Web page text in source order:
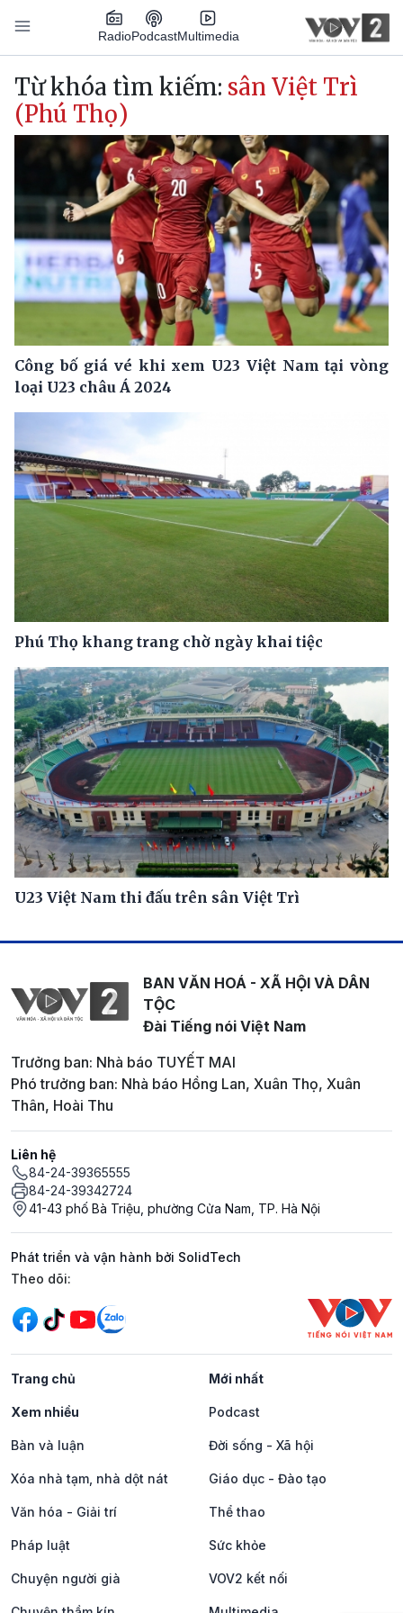
Nhảy đến nội dung
RadioPodcastMultimedia
Main navigation
Từ khóa tìm kiếm: sân Việt Trì
(Phú Thọ)
Công bố giá vé khi xem U23 Việt Nam tại vòng
loại U23 châu Á 2024
Phú Thọ khang trang chờ ngày khai tiệc
U23 Việt Nam thi đấu trên sân Việt Trì
BAN VĂN HOÁ - XÃ HỘI VÀ DÂN
TỘC
Đài Tiếng nói Việt Nam
Trưởng ban: Nhà báo TUYẾT MAI
Phó trưởng ban: Nhà báo Hồng Lan, Xuân Thọ, Xuân
Thân, Hoài Thu
Liên hệ
84-24-39365555
84-24-39342724
41-43 phố Bà Triệu, phường Cửa Nam, TP. Hà Nội
Phát triển và vận hành bởi SolidTech
Mạng xã hội
Theo dõi:
Trang chủ Mới nhất
Xem nhiều Podcast
Bàn và luận Đời sống - Xã hội
Xóa nhà tạm, nhà dột nát Giáo dục - Đào tạo
Văn hóa - Giải trí Thể thao
Pháp luật Sức khỏe
Chuyện người già VOV2 kết nối